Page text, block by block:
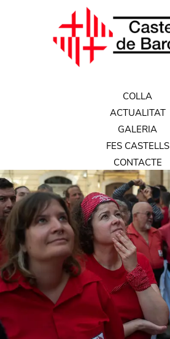
COLLA
ACTUALITAT
GALERIA
FES CASTELLS
CONTACTE